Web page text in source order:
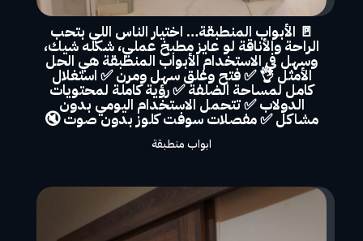
🚪 الأبواب المنطبقة… اختيار الناس اللي بتحب
الراحة والأناقة لو عايز مطبخ عملي، شكله شيك،
وسهل في الاستخدام الأبواب المنطبقة هي الحل
الأمثل 👌 ✅ فتح وغلق سهل ومرن ✅ استغلال
كامل لمساحة الضلفة ✅ رؤية كاملة لمحتويات
الدولاب ✅ تتحمل الاستخدام اليومي بدون
مشاكل ✅ مفصلات سوفت كلوز بدون صوت 🔇
ابواب منطبقة